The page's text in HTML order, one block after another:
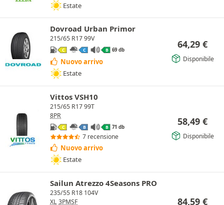
Estate
Dovroad Urban Primor
215/65 R17 99V
C C B 69 db
Nuovo arrivo
Estate
64,29 €
Disponibile
Vittos VSH10
215/65 R17 99T
8PR
C B B 71 db
7 recensione
Nuovo arrivo
Estate
58,49 €
Disponibile
Sailun Atrezzo 4Seasons PRO
235/55 R18 104V
XL 3PMSF 84,59 €